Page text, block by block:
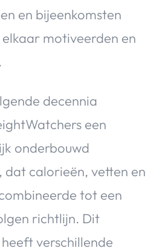
en bijeenkomsten
motiveerden en
decennia
een
onderbouwd
dat calorieën, vetten en
tot een
richtlijn. Dit
verschillende